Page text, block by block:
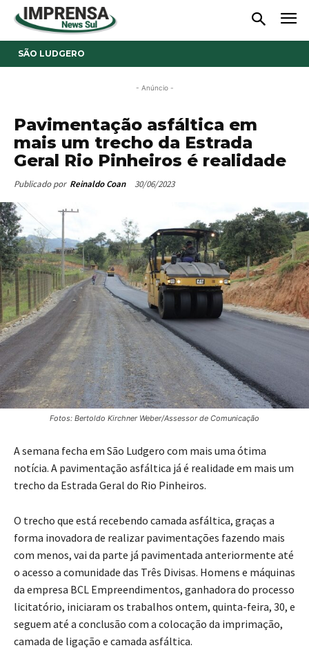
SÃO LUDGERO
- Anúncio -
Pavimentação asfáltica em
mais um trecho da Estrada
Geral Rio Pinheiros é realidade
Publicado por Reinaldo Coan 30/06/2023
Fotos: Bertoldo Kirchner Weber/Assessor de Comunicação
A semana fecha em São Ludgero com mais uma ótima
notícia. A pavimentação asfáltica já é realidade em mais um
trecho da Estrada Geral do Rio Pinheiros.
O trecho que está recebendo camada asfáltica, graças a
forma inovadora de realizar pavimentações fazendo mais
com menos, vai da parte já pavimentada anteriormente até
o acesso a comunidade das Três Divisas. Homens e máquinas
da empresa BCL Empreendimentos, ganhadora do processo
licitatório, iniciaram os trabalhos ontem, quinta-feira, 30, e
seguem até a conclusão com a colocação da imprimação,
camada de ligação e camada asfáltica.